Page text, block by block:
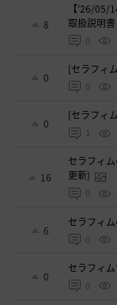
8
【’26/
取扱説明書
0
0
[セラフィ
0
0
[セラフィ
1
16
セラフィ
更新)
0
6
セラフィ
0
0
セラフィ
0